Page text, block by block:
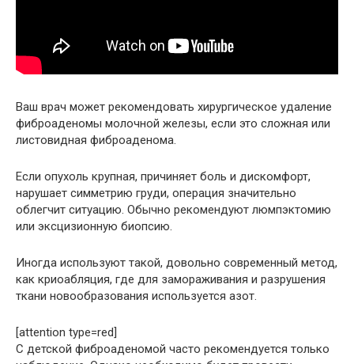
Ваш врач может рекомендовать хирургическое удаление
фиброаденомы молочной железы, если это сложная или
листовидная фиброаденома.
Если опухоль крупная, причиняет боль и дискомфорт,
нарушает симметрию груди, операция значительно
облегчит ситуацию. Обычно рекомендуют люмпэктомию
или эксцизионную биопсию.
Иногда используют такой, довольно современный метод,
как криоабляция, где для замораживания и разрушения
ткани новообразования используется азот.
[attention type=red]
С детской фиброаденомой часто рекомендуется только